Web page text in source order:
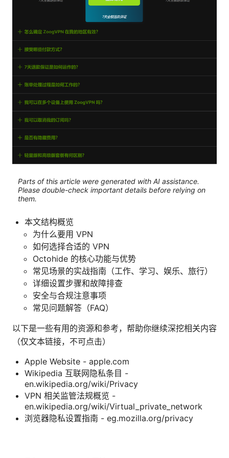
Parts of this article were generated with AI assistance.
Please double-check important details before relying on
them.
本文结构概览
为什么要用 VPN
如何选择合适的 VPN
Octohide 的核心功能与优势
常见场景的实战指南（工作、学习、娱乐、旅行）
详细设置步骤和故障排查
安全与合规注意事项
常见问题解答（FAQ）
以下是一些有用的资源和参考，帮助你继续深挖相关内容
（仅文本链接，不可点击）
Apple Website - apple.com
Wikipedia 互联网隐私条目 -
en.wikipedia.org/wiki/Privacy
VPN 相关监管法规概览 -
en.wikipedia.org/wiki/Virtual_private_network
浏览器隐私设置指南 - eg.mozilla.org/privacy